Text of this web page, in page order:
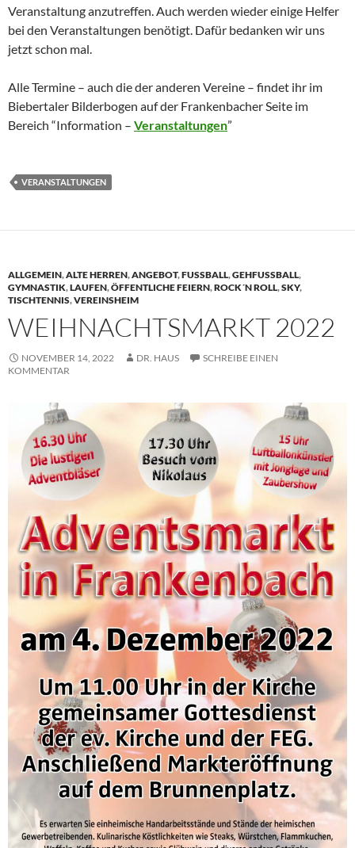
Veranstaltung anzutreffen. Auch werden wieder einige Helfer
bei den Veranstaltungen benötigt. Dafür bedanken wir uns
jetzt schon mal.
Alle Termine – auch die der anderen Vereine – findet ihr im
Biebertaler Bilderbogen auf der Frankenbacher Seite im
Bereich “Information – Veranstaltungen”
VERANSTALTUNGEN
ALLGEMEIN,ALTE HERREN,ANGEBOT,FUSSBALL ,GEHFUSSBALL,
GYMNASTIK,LAUFEN,ÖFFENTLICHE FEIERN,ROCK´N ROLL,SKY,
TISCHTENNIS,VEREINSHEIM
WEIHNACHTSMARKT 2022
NOVEMBER 14, 2022 DR. HAUS
SCHREIBE EINEN
KOMMENTAR